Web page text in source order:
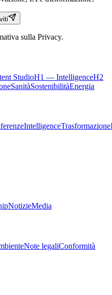
sulla Privacy.
StudioH1 — IntelligenceH2
SanitàSostenibilitàEnergia
IntelligenceTrasformazione
NotizieMedia
Note legaliConformità